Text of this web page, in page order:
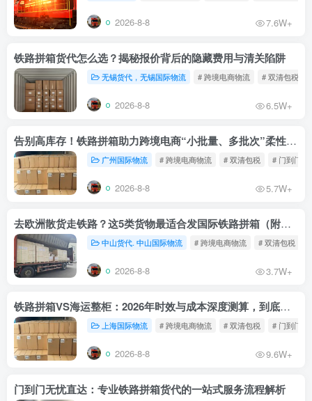
2026-8-8 7.6W+
铁路拼箱货代怎么选？揭秘报价背后的隐藏费用与清关陷阱
无锡货代，无锡国际物流 # 跨境电商物流 # 双清包税
2026-8-8 6.5W+
告别高库存！铁路拼箱助力跨境电商“小批量、多批次”柔性补货
广州国际物流 # 跨境电商物流 # 双清包税 # 门到门物
2026-8-8 5.7W+
去欧洲散货走铁路？这5类货物最适合发国际铁路拼箱（附禁运清单）
中山货代. 中山国际物流 # 跨境电商物流 # 双清包税
2026-8-8 3.7W+
铁路拼箱VS海运整柜：2026年时效与成本深度测算，到底能省多少钱？
上海国际物流 # 跨境电商物流 # 双清包税 # 门到门物
2026-8-8 9.6W+
门到门无忧直达：专业铁路拼箱货代的一站式服务流程解析